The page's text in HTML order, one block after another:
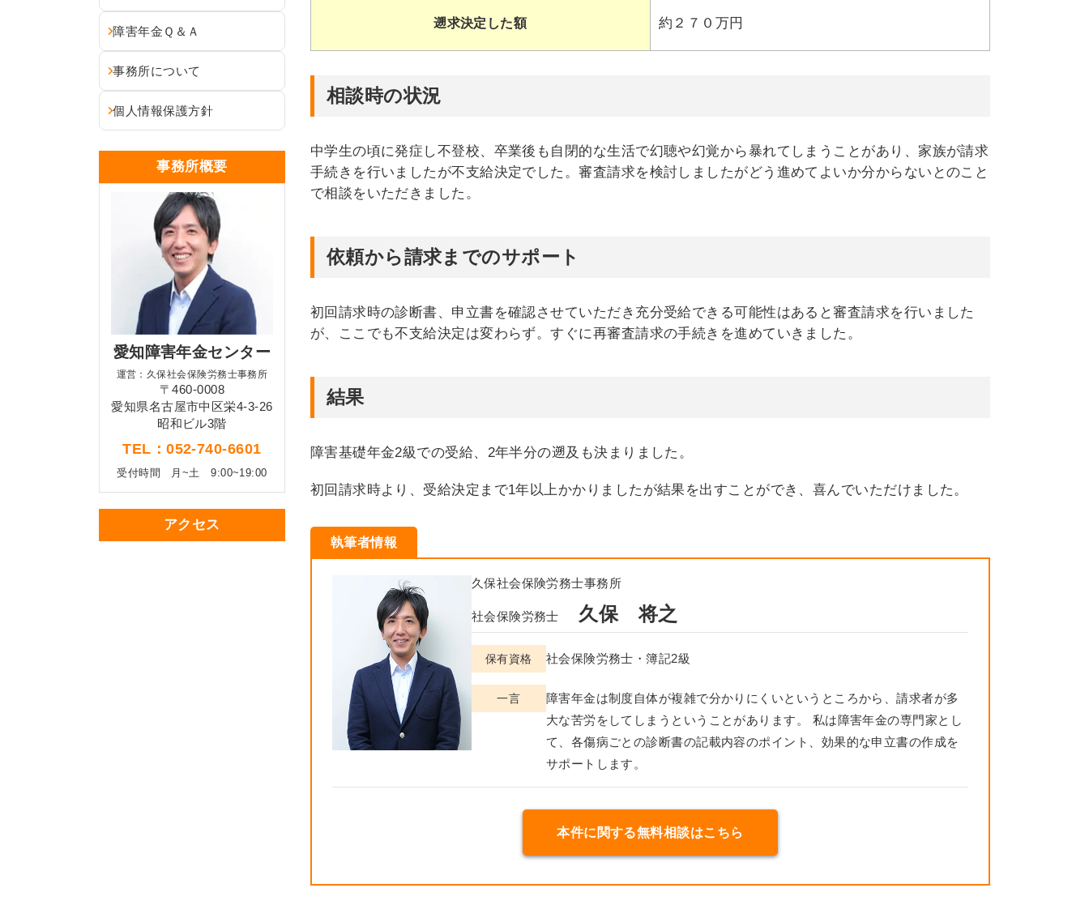
障害年金Ｑ＆Ａ
事務所について
個人情報保護方針
事務所概要
愛知障害年金センター
運営：久保社会保険労務士事務所
〒460-0008
愛知県名古屋市中区栄4-3-26
昭和ビル3階
TEL：052-740-6601
受付時間 月~土 9:00~19:00
アクセス
遡求決定した額 約２７０万円
相談時の状況
中学生の頃に発症し不登校、卒業後も自閉的な生活で幻聴や幻覚から暴れてしまうことがあり、家族が請求
手続きを行いましたが不支給決定でした。審査請求を検討しましたがどう進めてよいか分からないとのこと
で相談をいただきました。
依頼から請求までのサポート
初回請求時の診断書、申立書を確認させていただき充分受給できる可能性はあると審査請求を行いました
が、ここでも不支給決定は変わらず。すぐに再審査請求の手続きを進めていきました。
結果
障害基礎年金2級での受給、2年半分の遡及も決まりました。
初回請求時より、受給決定まで1年以上かかりましたが結果を出すことができ、喜んでいただけました。
執筆者情報
久保社会保険労務士事務所
社会保険労務士 久保 将之
保有資格 社会保険労務士・簿記2級
一言
障害年金は制度自体が複雑で分かりにくいというところから、請求者が多
大な苦労をしてしまうということがあります。 私は障害年金の専門家とし
て、各傷病ごとの診断書の記載内容のポイント、効果的な申立書の作成を
サポートします。
本件に関する無料相談はこちら